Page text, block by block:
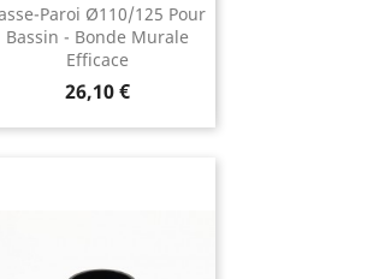
Paroi Ø110/125 Pour
Bassin - Bonde Murale
Efficace
Prix
26,10 €